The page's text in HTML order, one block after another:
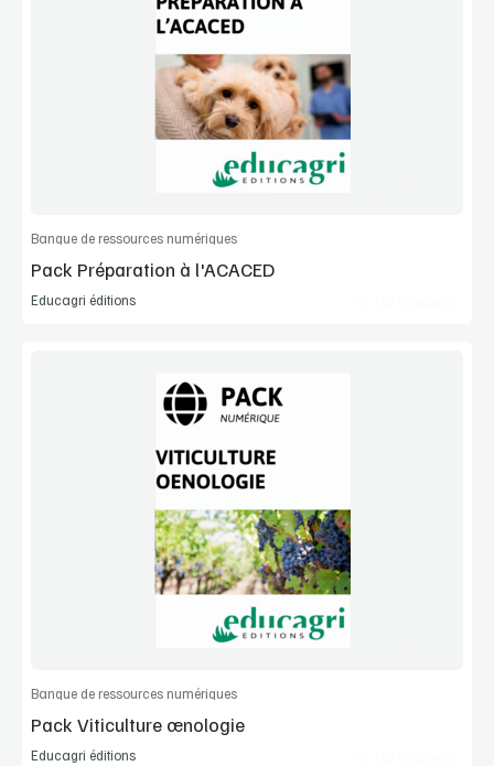
Voir la démo
Manuel complet
Commander l'article
Banque de ressources numériques
Pack Préparation à l'ACACED
Educagri éditions
Voir la démo
Manuel complet
Commander l'article
Banque de ressources numériques
Pack Viticulture œnologie
Educagri éditions